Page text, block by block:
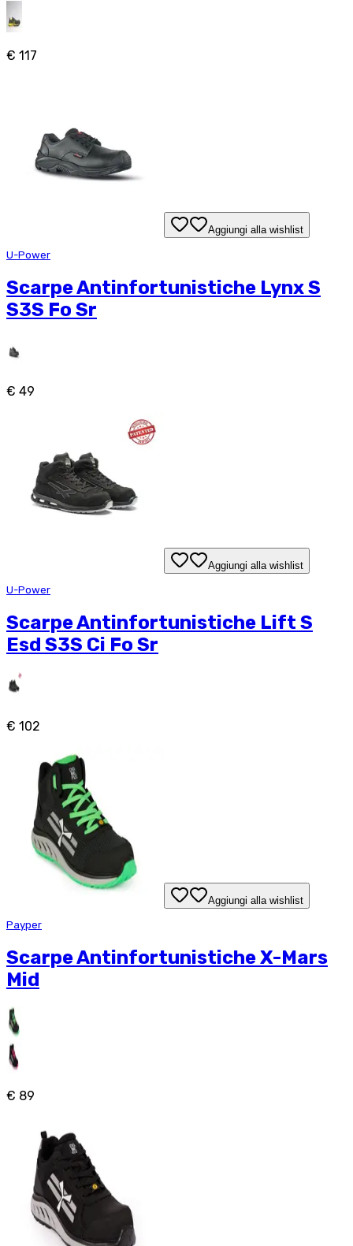
€ 117
Aggiungi alla wishlist
U-Power
Scarpe Antinfortunistiche Lynx S
S3S Fo Sr
€ 49
Aggiungi alla wishlist
U-Power
Scarpe Antinfortunistiche Lift S
Esd S3S Ci Fo Sr
€ 102
Aggiungi alla wishlist
Payper
Scarpe Antinfortunistiche X-Mars
Mid
€ 89